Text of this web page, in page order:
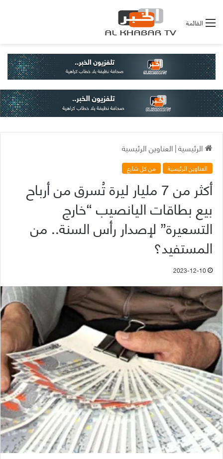
القائمة
الرئيسية|العناوين الرئيسية
العناوين الرئيسية من كل شارع
أكثر من 7 مليار ليرة تُسرق من أرباح
بيع بطاقات اليانصيب “خارج
التسعيرة” لإصدار رأس السنة.. من
المستفيد؟
2023-12-10